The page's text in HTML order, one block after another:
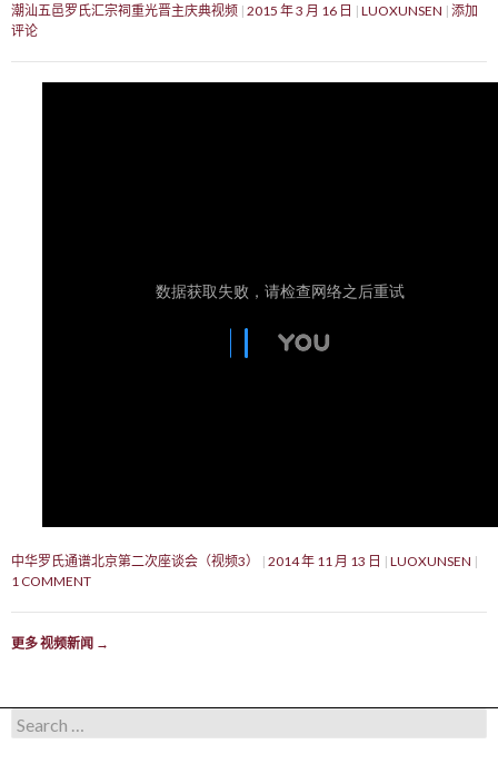
潮汕五邑罗氏汇宗祠重光晋主庆典视频 2015 年 3 月 16 日 LUOXUNSEN 添加
评论
中华罗氏通谱北京第二次座谈会（视频3） 2014 年 11 月 13 日
LUOXUNSEN
1 COMMENT
更多 视频新闻 →
Search for: